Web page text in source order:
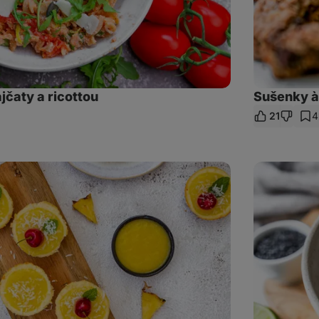
a ricottou Sušenky
21
Asijské
tofu
brokolicí